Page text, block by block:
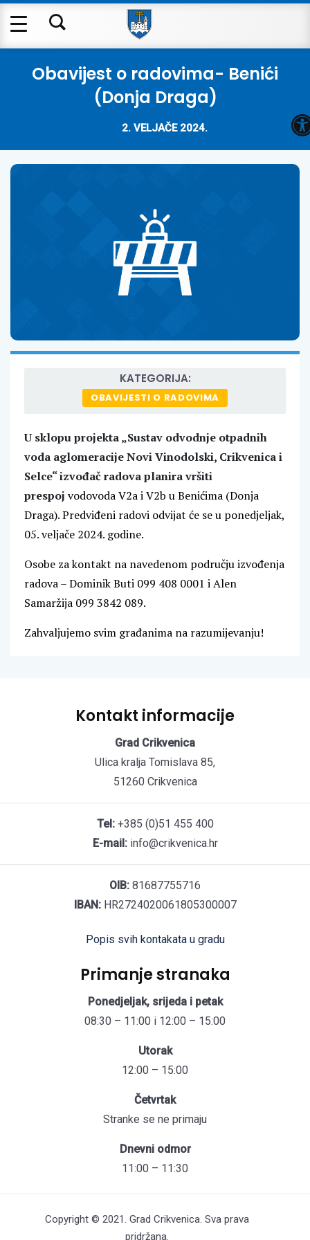
Obavijest o radovima- Benići
(Donja Draga)
2. VELJAČE 2024.
KATEGORIJA:
OBAVIJESTI O RADOVIMA
U sklopu projekta „Sustav odvodnje otpadnih
voda aglomeracije Novi Vinodolski, Crikvenica i
Selce“ izvođač radova planira vršiti
prespoj vodovoda V2a i V2b u Benićima (Donja
Draga). Predviđeni radovi odvijat će se u ponedjeljak,
05. veljače 2024. godine.
Osobe za kontakt na navedenom području izvođenja
radova – Dominik Buti 099 408 0001 i Alen
Samaržija 099 3842 089.
Zahvaljujemo svim građanima na razumijevanju!
Kontakt informacije
Grad Crikvenica
Ulica kralja Tomislava 85,
51260 Crikvenica
Tel:+385 (0)51 455 400
E-mail:info@crikvenica.hr
OIB: 81687755716
IBAN:HR2724020061805300007
Popis svih kontakata u gradu
Primanje stranaka
Ponedjeljak, srijeda i petak
08:30 – 11:00 i 12:00 – 15:00
Utorak
12:00 – 15:00
Četvrtak
Stranke se ne primaju
Dnevni odmor
11:00 – 11:30
Copyright © 2021. Grad Crikvenica. Sva prava
pridržana.